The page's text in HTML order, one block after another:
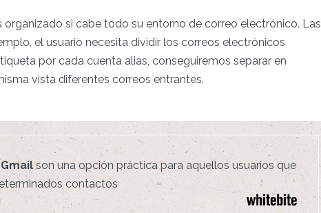
si cabe todo su entorno de correo electrónico. Las
el usuario necesita dividir los correos electrónicos
por cada cuenta alias, conseguiremos separar en
vista diferentes correos entrantes.
son una opción práctica para aquellos usuarios que
contactos